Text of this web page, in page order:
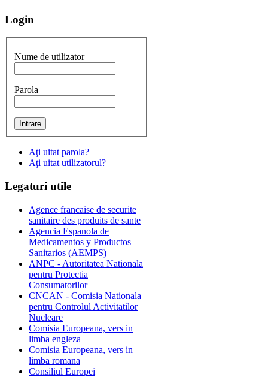
Login
Nume de utilizator
Parola
Aţi uitat parola?
Aţi uitat utilizatorul?
Legaturi utile
Agence francaise de securite
sanitaire des produits de sante
Agencia Espanola de
Medicamentos y Productos
Sanitarios (AEMPS)
ANPC - Autoritatea Nationala
pentru Protectia
Consumatorilor
CNCAN - Comisia Nationala
pentru Controlul Activitatilor
Nucleare
Comisia Europeana, vers in
limba engleza
Comisia Europeana, vers in
limba romana
Consiliul Europei